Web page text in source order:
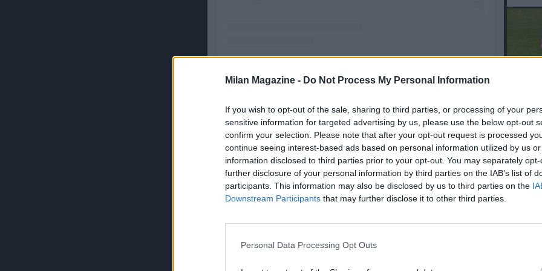
Milan Magazine - Do Not Process My Personal Information
If you wish to opt-out of the sale, sharing to third parties, or processing of your
sensitive information for targeted advertising by us, please use the below opt-out
confirm your selection. Please note that after your opt-out request is processed
continue seeing interest-based ads based on personal information utilized by us
information disclosed to third parties prior to your opt-out. You may separately
further disclosure of your personal information by third parties on the IAB’s list of
participants. This information may also be disclosed by us to third parties on the
Downstream Participants that may further disclose it to other third parties.
Personal Data Processing Opt Outs
ULTIMISSIME TUTTI I SERVIZI FOTO DI NM
06.04 19:19 - FOTO SHOW NM - Napoli-
Milan, il nostro focus da bordocampo
11.01 10:30 - VIDEO + FOTO SHOW NM -
Milano tra i tifosi partenopei
del